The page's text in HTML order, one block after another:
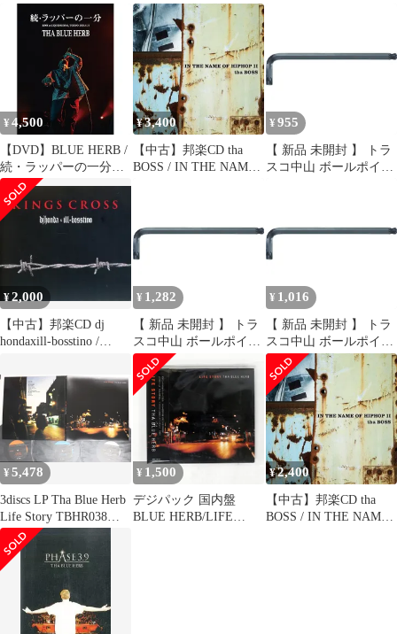
【TBHRCD005/4545710
STONE LONG
¥ 4,500
【DVD】BLUE HERB /
続・ラッパーの一分
(THA BOSS「IN THE
NAME OF HIPHOP II」
RELEAS.. (TBHRDVD-
¥3,400
【中古】邦楽CD tha
BOSS / IN THE NAME
¥ 955
【 新品 未開封 】 トラ
スコ中山 ボールポイン
¥2,000
【中古】邦楽CD dj
hondaxill-bosstino /
¥ 1,282
【 新品 未開封 】 トラ
スコ中山 ボールポイン
トヘックスローブレン
チ T50H TBHR50H 未使
用 送料無料
¥ 1,016
【 新品 未開封 】 トラ
スコ中山 ボールポイン
トヘックスローブレン
チ T25H TBHR25H 未使
用 送料無料
¥5,478
3discs LP Tha Blue Herb
Life Story TBHR038
THA BLUE HERB
RECORD /00920
¥ 1,500
デジパック 国内盤
BLUE HERB/LIFE
¥2,400
【中古】邦楽CD tha
BOSS / IN THE NAME